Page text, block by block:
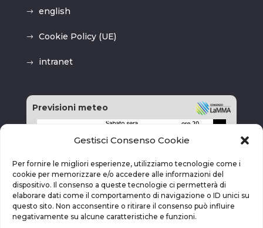
Gestisci Consenso Cookie
Per fornire le migliori esperienze, utilizziamo tecnologie come i
cookie per memorizzare e/o accedere alle informazioni del
dispositivo. Il consenso a queste tecnologie ci permetterà di
elaborare dati come il comportamento di navigazione o ID unici su
questo sito. Non acconsentire o ritirare il consenso può influire
negativamente su alcune caratteristiche e funzioni.
english
Cookie Policy (UE)
intranet
Previsioni meteo